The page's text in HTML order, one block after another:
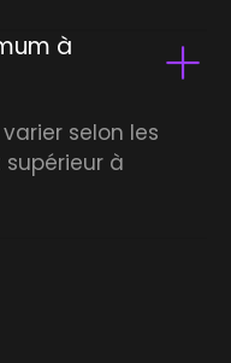
à
selon les
à